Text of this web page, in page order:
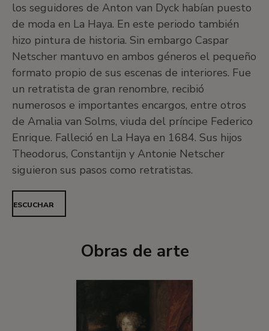
los seguidores de Anton van Dyck habían puesto
de moda en La Haya. En este periodo también
hizo pintura de historia. Sin embargo Caspar
Netscher mantuvo en ambos géneros el pequeño
formato propio de sus escenas de interiores. Fue
un retratista de gran renombre, recibió
numerosos e importantes encargos, entre otros
de Amalia van Solms, viuda del príncipe Federico
Enrique. Falleció en La Haya en 1684. Sus hijos
Theodorus, Constantijn y Antonie Netscher
siguieron sus pasos como retratistas.
ESCUCHAR
Obras de arte